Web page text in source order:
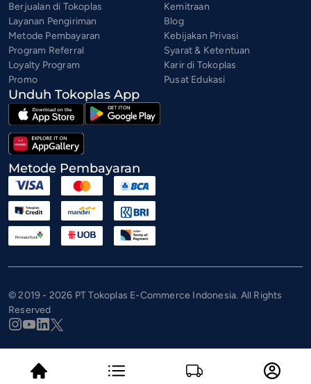
Berjualan di Tokoplas
Layanan Pengiriman
Metode Pembayaran
Program Referral
Loyalty Program
Promo
Kemitraan
Blog
Kebijakan Privasi
Syarat & Ketentuan
Karir di Tokoplas
Pusat Edukasi
Unduh Tokoplas App
Metode Pembayaran
© 2019 - 2026 PT Tokoplas E-Commerce Indonesia. All Rights
Reserved